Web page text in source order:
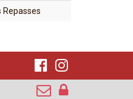
Repasses